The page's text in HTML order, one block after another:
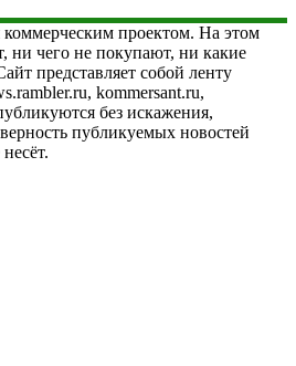
коммерческим проектом. На этом
ни чего не покупают, ни какие
представляет собой ленту
kommersant.ru,
без искажения,
публикуемых новостей